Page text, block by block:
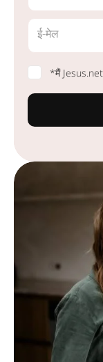
ई-मेल
*मैं